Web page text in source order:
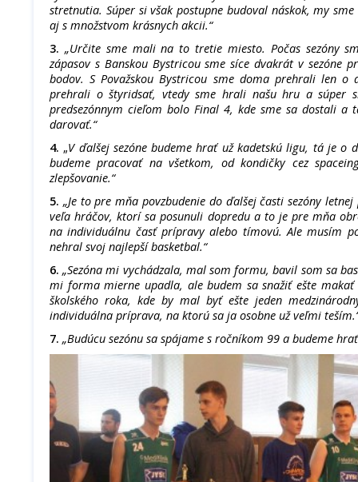
stretnutia. Súper si však postupne budoval náskok, my
aj s množstvom krásnych akcii.“
3. „Určite sme mali na to tretie miesto. Počas sezóny
zápasov s Banskou Bystricou sme síce dvakrát v sezóne
bodov. S Považskou Bystricou sme doma prehrali len
prehrali o štyridsať, vtedy sme hrali našu hru a súper
predsezónnym cieľom bolo Final 4, kde sme sa dostali a
darovať.“
4. „V ďalšej sezóne budeme hrať už kadetskú ligu, tá je o
budeme pracovať na všetkom, od kondičky cez
zlepšovanie.“
5. „Je to pre mňa povzbudenie do ďalšej časti sezóny
veľa hráčov, ktorí sa posunuli dopredu a to je pre mňa
na individuálnu časť prípravy alebo tímovú. Ale musím
nehral svoj najlepší basketbal.“
6. „Sezóna mi vychádzala, mal som formu, bavil som sa
mi forma mierne upadla, ale budem sa snažiť ešte
školského roka, kde by mal byť ešte jeden
individuálna príprava, na ktorú sa ja osobne už veľmi
7. „Budúcu sezónu sa spájame s ročníkom 99 a budeme